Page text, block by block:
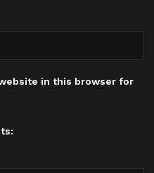
in this browser for